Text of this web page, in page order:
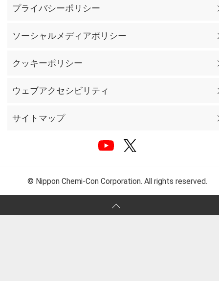
プライバシーポリシー
ソーシャルメディアポリシー
クッキーポリシー
ウェブアクセシビリティ
サイトマップ
© Nippon Chemi-Con Corporation. All rights reserved.